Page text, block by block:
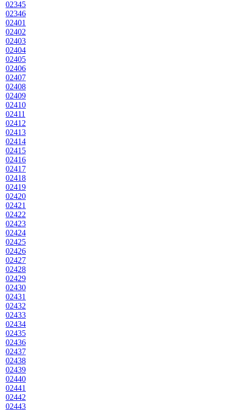
02345
02346
02401
02402
02403
02404
02405
02406
02407
02408
02409
02410
02411
02412
02413
02414
02415
02416
02417
02418
02419
02420
02421
02422
02423
02424
02425
02426
02427
02428
02429
02430
02431
02432
02433
02434
02435
02436
02437
02438
02439
02440
02441
02442
02443